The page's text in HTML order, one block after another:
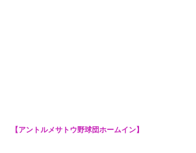
【アントルメサトウ野球団ホームイン】